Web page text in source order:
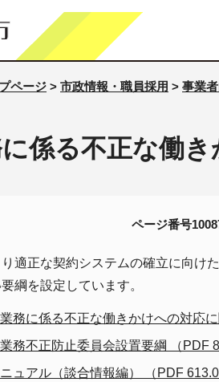
ページ > 市政情報・職員採用 > 事業
係る不正な働
ページ番号
適正な契約システムの確立に向け
綱を設定しています。
務に係る不正な働きかけへの対応
務不正防止委員会設置要綱 （PDF
ュアル（談合情報編） （PDF 613.0